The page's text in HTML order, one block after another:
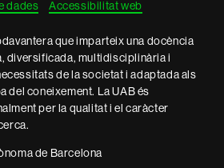
dades Accessibilitat web
que imparteix una docència
diversificada, multidisciplinària i
de la societat i adaptada als
del coneixement. La UAB és
per la qualitat i el caràcter
de Barcelona